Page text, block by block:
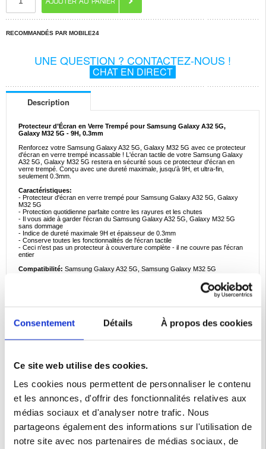
Consentement Détails À propos des cookies
Ce site web utilise des cookies.
Les cookies nous permettent de personnaliser le contenu
et les annonces, d'offrir des fonctionnalités relatives aux
médias sociaux et d'analyser notre trafic. Nous
partageons également des informations sur l'utilisation de
notre site avec nos partenaires de médias sociaux, de
RECOMMANDÉS PAR MOBILE24
UNE QUESTION ? CONTACTEZ-NOUS !
CHAT EN DIRECT
Description
Protecteur d’Écran en Verre Trempé pour Samsung Galaxy A32 5G,
Galaxy M32 5G - 9H, 0.3mm
Renforcez votre Samsung Galaxy A32 5G, Galaxy M32 5G avec ce protecteur
d'écran en verre trempé incassable ! L'écran tactile de votre Samsung Galaxy
A32 5G, Galaxy M32 5G restera en sécurité sous ce protecteur d'écran en
verre trempé. Conçu avec une dureté maximale, jusqu'à 9H, et ultra-fin,
seulement 0.3mm.
Caractéristiques:
- Protecteur d'écran en verre trempé pour Samsung Galaxy A32 5G, Galaxy
M32 5G
- Protection quotidienne parfaite contre les rayures et les chutes
- Il vous aide à garder l'écran du Samsung Galaxy A32 5G, Galaxy M32 5G
sans dommage
- Indice de dureté maximale 9H et épaisseur de 0.3mm
- Conserve toutes les fonctionnalités de l'écran tactile
- Ceci n'est pas un protecteur à couverture complète - il ne couvre pas l'écran
entier
Compatibilité: Samsung Galaxy A32 5G, Samsung Galaxy M32 5G